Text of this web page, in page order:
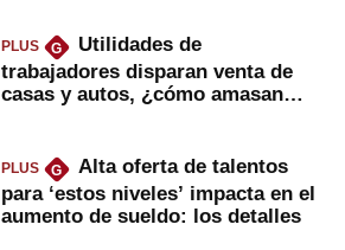
PLUS G
Utilidades de
trabajadores disparan venta de
casas y autos, ¿cómo amasan
PLUS G
Alta oferta de talentos
para ‘estos niveles’ impacta en el
aumento de sueldo: los detalles